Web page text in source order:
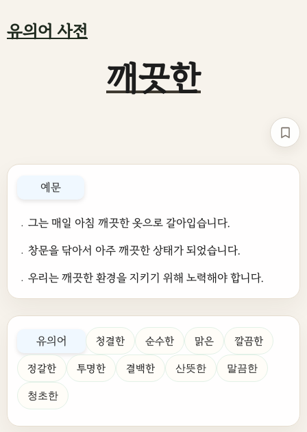
유의어 사전
깨끗한
책갈
예문
﹒그는 매일 아침 깨끗한 옷으로 갈아입습니다.
﹒창문을 닦아서 아주 깨끗한 상태가 되었습니다.
﹒우리는 깨끗한 환경을 지키기 위해 노력해야 합니다.
유의어 청결한 순수한 맑은 깔끔한
정갈한 투명한 결백한 산뜻한 말끔한
청초한